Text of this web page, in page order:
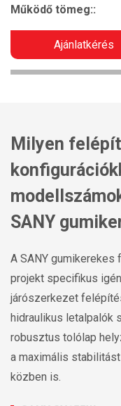
Működő tömeg::
Ajánlatkérés
Milyen
SANY
A SANY gumikerekes
projekt specifikus
járószerkezet
hidraulikus letalpalók
robusztus tolólap
a maximális
közben is.